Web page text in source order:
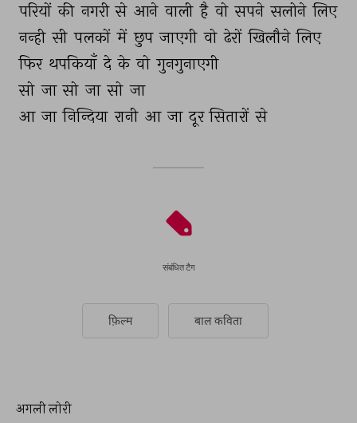
परियों की नगरी से आने वाली है वो सपने सलोने लिए
नन्ही सी पलकों में छुप जाएगी वो ढेरों खिलौने लिए
फिर थपकियाँ दे के वो गुनगुनाएगी
सो जा सो जा सो जा
आ जा निन्दिया रानी आ जा दूर सितारों से
संबंधित टैग
फ़िल्म बाल कविता
अगली लोरी